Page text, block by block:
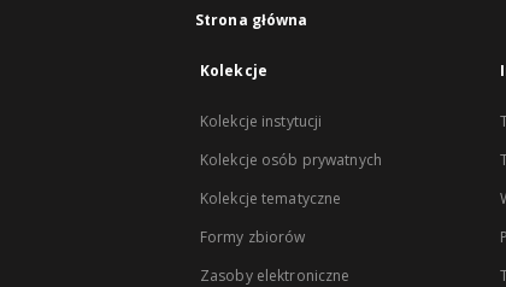
Strona główna
Kolekcje
Kolekcje instytucji
Kolekcje osób prywatnych
Kolekcje tematyczne
Formy zbiorów
Zasoby elektroniczne